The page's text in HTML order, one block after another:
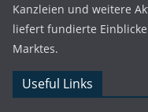
Kanzleien und weitere
liefert fundierte
Marktes.
Useful Links